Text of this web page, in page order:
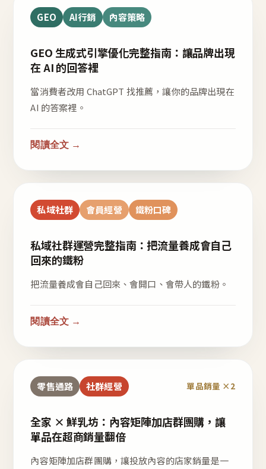
GEO AI行銷 內容策略
GEO 生成式引擎優化完整指南：讓品牌出現
在 AI 的回答裡
當消費者改用 ChatGPT 找推薦，讓你的品牌出現在
AI 的答案裡。
閱讀全文 →
私域社群 會員經營 鐵粉口碑
私域社群運營完整指南：把流量養成會自己
回來的鐵粉
把流量養成會自己回來、會開口、會帶人的鐵粉。
閱讀全文 →
零售通路 社群經營 單品銷量 ×2
全家 × 鮮乳坊：內容矩陣加店群團購，讓
單品在超商銷量翻倍
內容矩陣加店群團購，讓投放內容的店家銷量是一